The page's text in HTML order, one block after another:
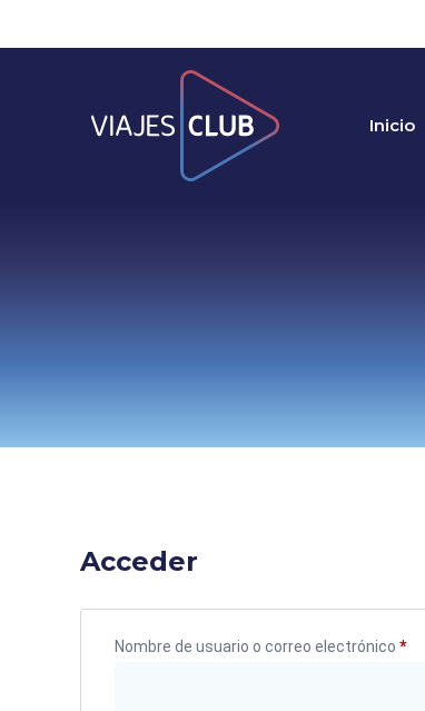
Inicio
Acceder
Nombre de usuario o correo electrónico *